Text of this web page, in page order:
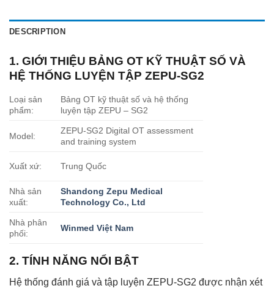
DESCRIPTION
1. GIỚI THIỆU BẢNG OT KỸ THUẬT SỐ VÀ
HỆ THỐNG LUYỆN TẬP ZEPU-SG2
Loại sản
phẩm:
Bảng OT kỹ thuật số và hệ thống
luyện tập ZEPU – SG2
Model:
ZEPU-SG2 Digital OT assessment
and training system
Xuất xứ: Trung Quốc
Nhà sản
xuất:
Shandong Zepu Medical
Technology Co., Ltd
Nhà phân
phối:
Winmed Việt Nam
2. TÍNH NĂNG NỔI BẬT
Hệ thống đánh giá và tập luyện ZEPU-SG2 được nhận xét